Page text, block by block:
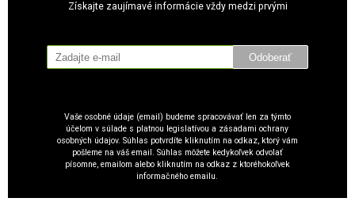
Získajte zaujímavé informácie vždy medzi prvými
Odoberať
Vaše osobné údaje (email) budeme spracovávať len za týmto
účelom v súlade s platnou legislatívou a zásadami ochrany
osobných údajov. Súhlas potvrdíte kliknutím na odkaz, ktorý vám
pošleme na váš email. Súhlas môžete kedykoľvek odvolať
písomne, emailom alebo kliknutím na odkaz z ktoréhokoľvek
informačného emailu.